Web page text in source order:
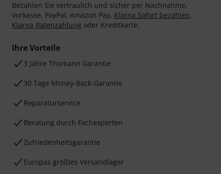
Bezahlen Sie vertraulich und sicher per Nachnahme,
Vorkasse, PayPal, Amazon Pay, Klarna Sofort bezahlen,
Klarna Ratenzahlung oder Kreditkarte.
Ihre Vorteile
3 Jahre Thomann Garantie
30 Tage Money-Back-Garantie
Reparaturservice
Beratung durch Fachexperten
Zufriedenheitsgarantie
Europas größtes Versandlager